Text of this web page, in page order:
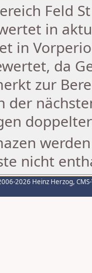
Feld
in
in
da
zur
der
nicht
2026 Heinz Herzog,